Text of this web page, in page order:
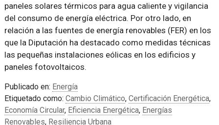
paneles solares térmicos para agua caliente y vigilancia
del consumo de energía eléctrica. Por otro lado, en
relación a las fuentes de energía renovables (FER) en los
que la Diputación ha destacado como medidas técnicas
las pequeñas instalaciones eólicas en los edificios y
paneles fotovoltaicos.
Publicado en: Energía
Etiquetado como: Cambio Climático, Certificación Energética,
Economía Circular, Eficiencia Energética, Energías
Renovables, Resiliencia Urbana